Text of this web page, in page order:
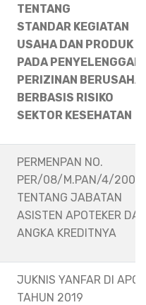
TENTANG
STANDAR KEGIATAN
USAHA DAN PRODUK
PADA
PERIZINAN BERUSAHA
BERBASIS RISIKO
SEKTOR KESEHATAN
PERMENPAN NO.
PER/08/M.PAN/4/2008
TENTANG JABATAN
ASISTEN APOTEKER
ANGKA KREDITNYA
JUKNIS YANFAR DI
TAHUN 2019